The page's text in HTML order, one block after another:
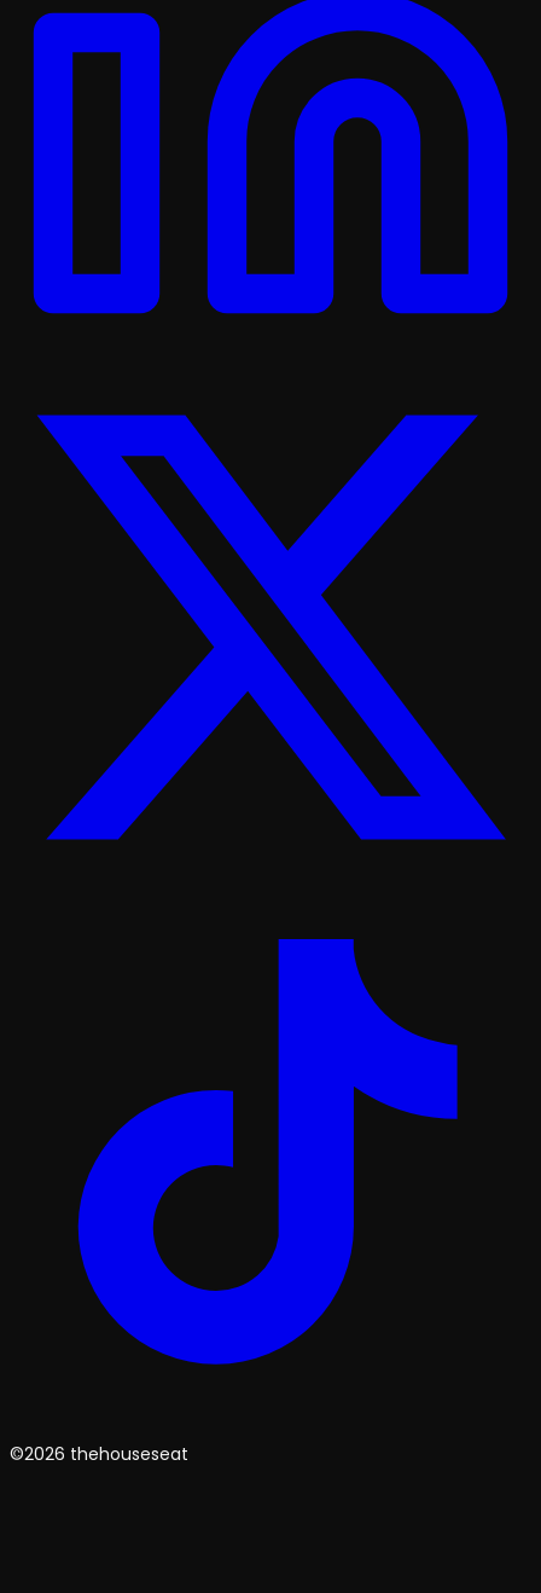
©2026 thehouseseat